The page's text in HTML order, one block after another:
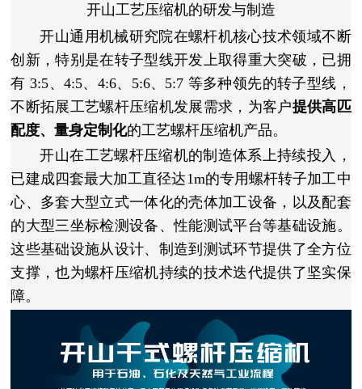
开山工艺压缩机的研发与制造
开山通用机械研究院在螺杆机核心技术领域不断
创新，特别是在转子型线开发上取得重大突破，已拥
有 3:5、4:5、4:6、5:6、5:7 等多种领先的转子型线，
不断拓展工艺螺杆压缩机发展需求，为客户提供高匹
配度、量身定制化的工艺螺杆压缩机产品。
开山在工艺螺杆压缩机的制造体系上持续投入，
已建成四套最大加工直径达1m的专用螺杆转子加工中
心、多套大型立式一体化的壳体加工设备，以及配套
的大型三坐标检测设备、性能测试平台等基础设施。
这些基础设施从设计、制造到测试环节提供了全方位
支撑，也为螺杆压缩机持续的技术迭代提供了坚实保
障。